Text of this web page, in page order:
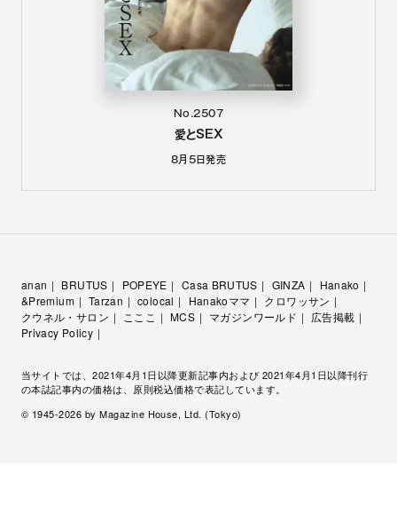
No.2507
愛とSEX
8月5日発売
anan BRUTUS POPEYE Casa BRUTUS GINZA
Hanako
&Premium
Tarzan colocal Hanakoママ
クロワッサン
クウネル・サロン
こここ MCS マガジンワールド
広告掲載
Privacy Policy
当サイトでは、2021年4月1日以降更新記事内および 2021年4月1日以降刊行
の本誌記事内の価格は、原則税込価格で表記しています。
© 1945-2026 by Magazine House, Ltd. (Tokyo)